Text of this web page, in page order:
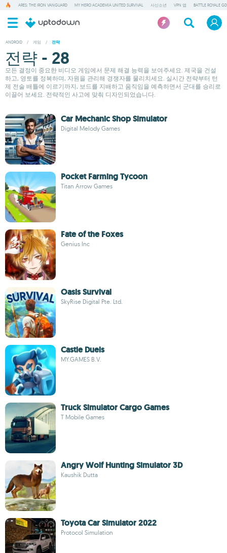
ARES: THE IRON VANGUARD MY HERO ACADEMIA UNITED SURVIVAL 사신소년 VPN 앱 BATTLE ROYALE GD
ANDROID / 게임 / 전략
전략 - 28
모든 결정이 중요한 비디오 게임에서 문제 해결 능력을 보여주세요. 제국을 건설
하고, 영토를 정복하며, 자원을 관리해 경쟁자를 물리치세요. 실시간 전략부터 턴
제 전술 배틀에 이르기까지, 보드를 지배하고 움직임을 예측하면서 군대를 승리로
이끌어 보세요. 전략적인 사고에 맞춰 디자인되었습니다.
Car Mechanic Shop Simulator
Digital Melody Games
Pocket Farming Tycoon
Titan Arrow Games
Fate of the Foxes
Genius Inc
Oasis Survival
SkyRise Digital Pte. Ltd.
Castle Duels
MY.GAMES B.V.
Truck Simulator Cargo Games
T Mobile Games
Angry Wolf Hunting Simulator 3D
Kaushik Dutta
Toyota Car Simulator 2022
Protocol Simulation